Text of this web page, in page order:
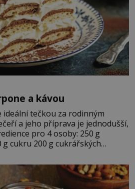
a kávou
ideální tečkou za rodinným
a jeho příprava je jednodušší,
pro 4 osoby: 250 g
žloutky od bílků. Žloutky
světlé pěny a postupně do nich
vznikl hladký